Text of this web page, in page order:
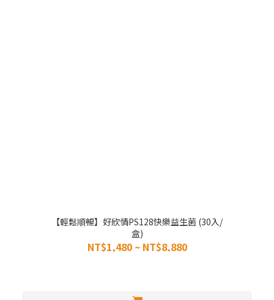
【輕鬆順暢】好欣情PS128快樂益生菌 (30入/
盒)
NT$1,480 ~ NT$8,880